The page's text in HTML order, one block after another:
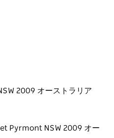
2009 オーストラリア